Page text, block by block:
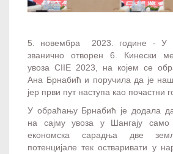
5. новембра 2023. године - У
званично отворен 6. Кинески
увоза CIIE 2023, на којем се
Ана Брнабић и поручила да је
јер први пут наступа као почастни
У обраћању Брнабић је додала
на сајму увоза у Шангају само
економска сарадња две
потенцијале тек остваривати у